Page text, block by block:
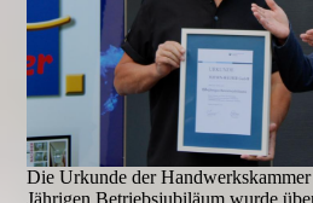
Die Urkunde der
Jährigen Betriebsjubiläum wurde